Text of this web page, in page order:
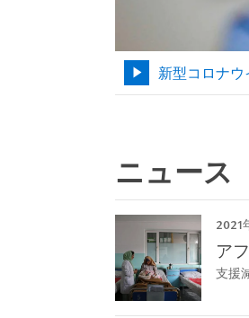
新型コロナ
ニュース
2021
ア
支援